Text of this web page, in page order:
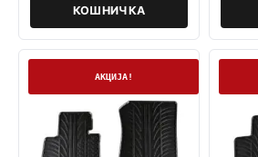
КОШНИЧКА
АКЦИЈА!